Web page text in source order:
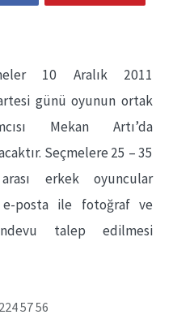
10 Aralık 2011
günü oyunun ortak
Mekan Artı’da
Seçmelere 25 – 35
erkek oyuncular
e-posta ile fotoğraf ve
talep edilmesi
57 56